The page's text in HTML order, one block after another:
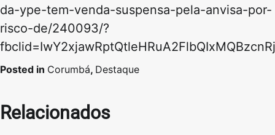
da-ype-tem-venda-suspensa-pela-anvisa-por-
risco-de/240093/?
Posted in Corumbá, Destaque
Relacionados